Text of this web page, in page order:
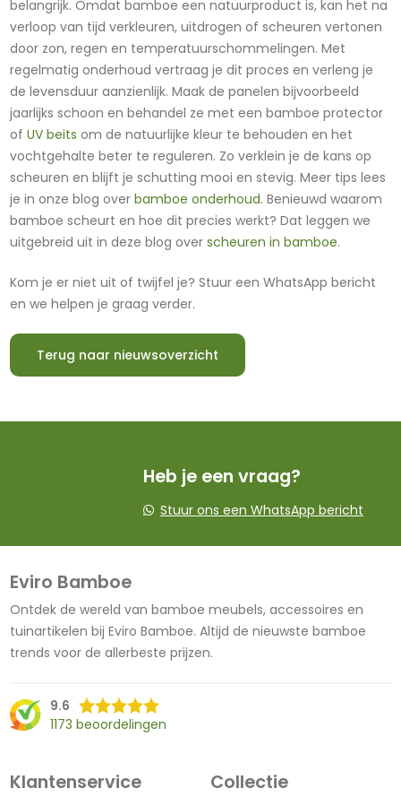
belangrijk. Omdat bamboe een natuurproduct is, kan het na
verloop van tijd verkleuren, uitdrogen of scheuren vertonen
door zon, regen en temperatuurschommelingen. Met
regelmatig onderhoud vertraag je dit proces en verleng je
de levensduur aanzienlijk. Maak de panelen bijvoorbeeld
jaarlijks schoon en behandel ze met een bamboe protector
of UV beits om de natuurlijke kleur te behouden en het
vochtgehalte beter te reguleren. Zo verklein je de kans op
scheuren en blijft je schutting mooi en stevig. Meer tips lees
je in onze blog over bamboe onderhoud. Benieuwd waarom
bamboe scheurt en hoe dit precies werkt? Dat leggen we
uitgebreid uit in deze blog over scheuren in bamboe.
Kom je er niet uit of twijfel je? Stuur een WhatsApp bericht
en we helpen je graag verder.
Terug naar nieuwsoverzicht
Heb je een vraag?
Stuur ons een WhatsApp bericht
Eviro Bamboe
Ontdek de wereld van bamboe meubels, accessoires en
tuinartikelen bij Eviro Bamboe. Altijd de nieuwste bamboe
trends voor de allerbeste prijzen.
9.6
1173 beoordelingen
Klantenservice Collectie